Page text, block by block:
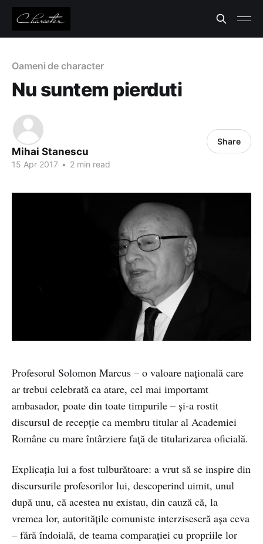
Oameni de character
Nu suntem pierduti
Mihai Stanescu
15 Apr 2017 • 2 min read
Share
Profesorul Solomon Marcus – o valoare națională care
ar trebui celebrată ca atare, cel mai importamt
ambasador, poate din toate timpurile – și-a rostit
discursul de recepție ca membru titular al Academiei
Române cu mare întârziere față de titularizarea oficială.
Explicația lui a fost tulburătoare: a vrut să se inspire din
discursurile profesorilor lui, descoperind uimit, unul
după unu, că acestea nu existau, din cauză că, la
vremea lor, autoritățile comuniste interziseseră așa ceva
– fără îndoială, de teama comparației cu propriile lor